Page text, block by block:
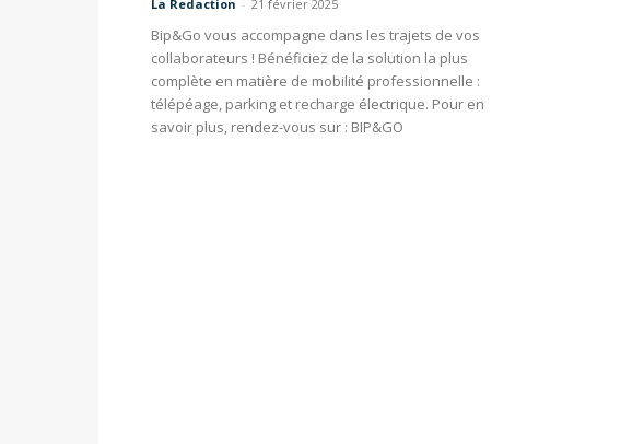
La Redaction - 21 février 2025
Bip&Go vous accompagne dans les trajets de vos
collaborateurs ! Bénéficiez de la solution la plus
complète en matière de mobilité professionnelle :
télépéage, parking et recharge électrique. Pour en
savoir plus, rendez-vous sur : BIP&GO